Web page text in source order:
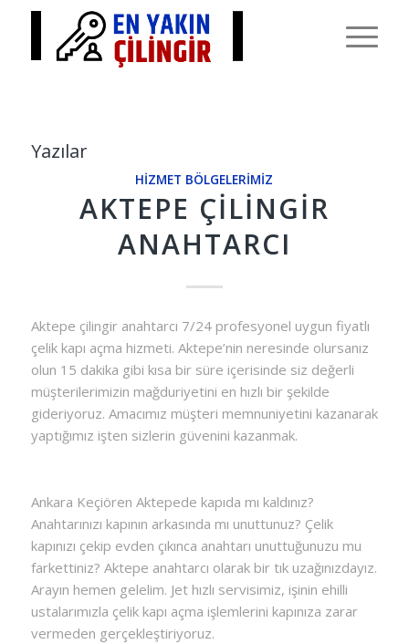
Yazılar
HIZMET BÖLGELERIMIZ
AKTEPE ÇILINGIR
ANAHTARCI
Aktepe çilingir anahtarcı 7/24 profesyonel uygun fiyatlı
çelik kapı açma hizmeti. Aktepe’nin neresinde olursanız
olun 15 dakika gibi kısa bir süre içerisinde siz değerli
müşterilerimizin mağduriyetini en hızlı bir şekilde
gideriyoruz. Amacımız müşteri memnuniyetini kazanarak
yaptığımız işten sizlerin güvenini kazanmak.
Ankara Keçiören Aktepede kapıda mı kaldınız?
Anahtarınızı kapının arkasında mı unuttunuz? Çelik
kapınızı çekip evden çıkınca anahtarı unuttuğunuzu mu
farkettiniz? Aktepe anahtarcı olarak bir tık uzağınızdayız.
Arayın hemen gelelim. Jet hızlı servisimiz, işinin ehilli
ustalarımızla çelik kapı açma işlemlerini kapınıza zarar
vermeden gerçekleştiriyoruz.